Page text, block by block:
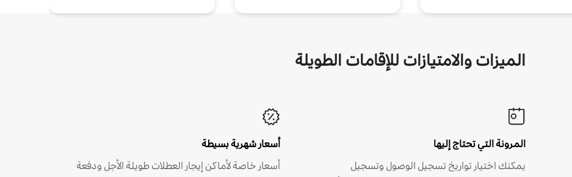
الميزات والامتيازات للإقامات الطويلة
المرونة التي تحتاج إليها
يمكنك اختيار تواريخ تسجيل الوصول وتسجيل
أسعار شهرية بسيطة
أسعار خاصة لأماكن إيجار العطلات طويلة الأجل ودفعة